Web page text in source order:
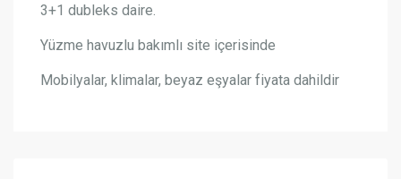
3+1 dubleks daire.
Yüzme havuzlu bakımlı site içerisinde
Mobilyalar, klimalar, beyaz eşyalar fiyata dahildir